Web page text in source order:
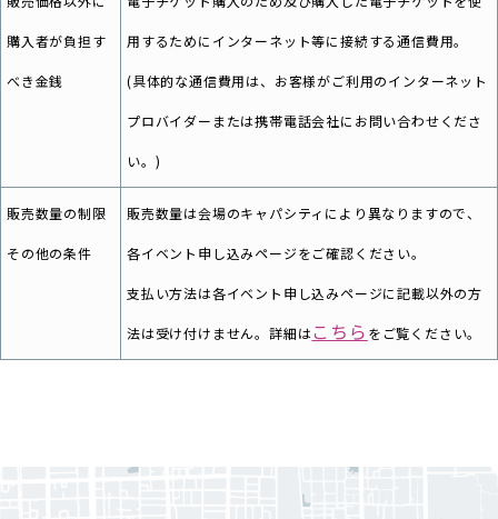
購入者が負担す
べき金銭
用するためにインターネット等に接続する通信費用。
(具体的な通信費用は、お客様がご利用のインターネット
プロバイダーまたは携帯電話会社にお問い合わせくださ
い。)
販売数量の制限
その他の条件
販売数量は会場のキャパシティにより異なりますので、
各イベント申し込みページをご確認ください。
支払い方法は各イベント申し込みページに記載以外の方
法は受け付けません。詳細はこちら をご覧ください。